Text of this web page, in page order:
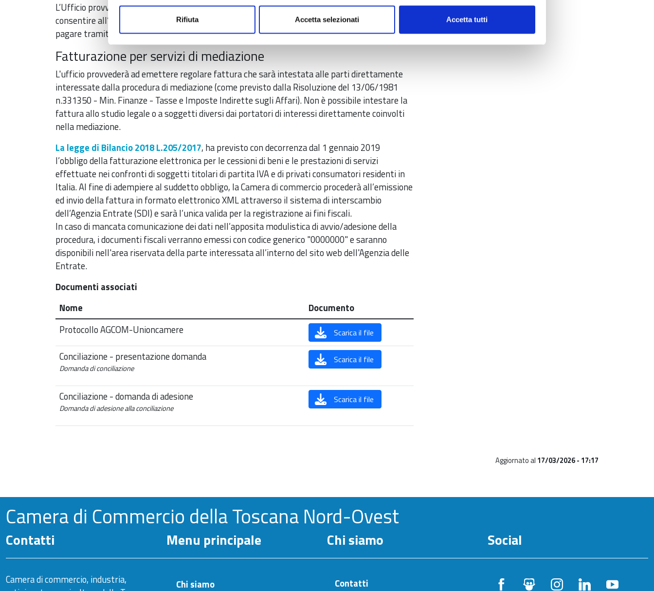
Rifiuta Accetta selezionati Accetta tutti
L’Ufficio provvederà ad emettere apposito avviso di pagamento che, se stampato, potrà
consentire all’utente l’assolvimento presso tabaccherie, lottomatica e uffici postali, oppure
pagare tramite homebanking.
Fatturazione per servizi di mediazione
L'ufficio provvederà ad emettere regolare fattura che sarà intestata alle parti direttamente
interessate dalla procedura di mediazione (come previsto dalla Risoluzione del 13/06/1981
n.331350 - Min. Finanze - Tasse e Imposte Indirette sugli Affari). Non è possibile intestare la
fattura allo studio legale o a soggetti diversi dai portatori di interessi direttamente coinvolti
nella mediazione.
La legge di Bilancio 2018 L.205/2017, ha previsto con decorrenza dal 1 gennaio 2019
l’obbligo della fatturazione elettronica per le cessioni di beni e le prestazioni di servizi
effettuate nei confronti di soggetti titolari di partita IVA e di privati consumatori residenti in
Italia. Al fine di adempiere al suddetto obbligo, la Camera di commercio procederà all’emissione
ed invio della fattura in formato elettronico XML attraverso il sistema di interscambio
dell’Agenzia Entrate (SDI) e sarà l’unica valida per la registrazione ai fini fiscali.
In caso di mancata comunicazione dei dati nell’apposita modulistica di avvio/adesione della
procedura, i documenti fiscali verranno emessi con codice generico "0000000" e saranno
disponibili nell'area riservata della parte interessata all’interno del sito web dell'Agenzia delle
Entrate.
Documenti associati
Nome
Documento
Protocollo AGCOM-Unioncamere
Scarica il file
Conciliazione - presentazione domanda
Domanda di conciliazione
Scarica il file
Conciliazione - domanda di adesione
Domanda di adesione alla conciliazione
Scarica il file
Aggiornato al 17/03/2026 - 17:17
Camera di Commercio della Toscana Nord-Ovest
Contatti
Camera di commercio, industria,
Menu principale
Chi siamo
Chi siamo
Contatti
Social